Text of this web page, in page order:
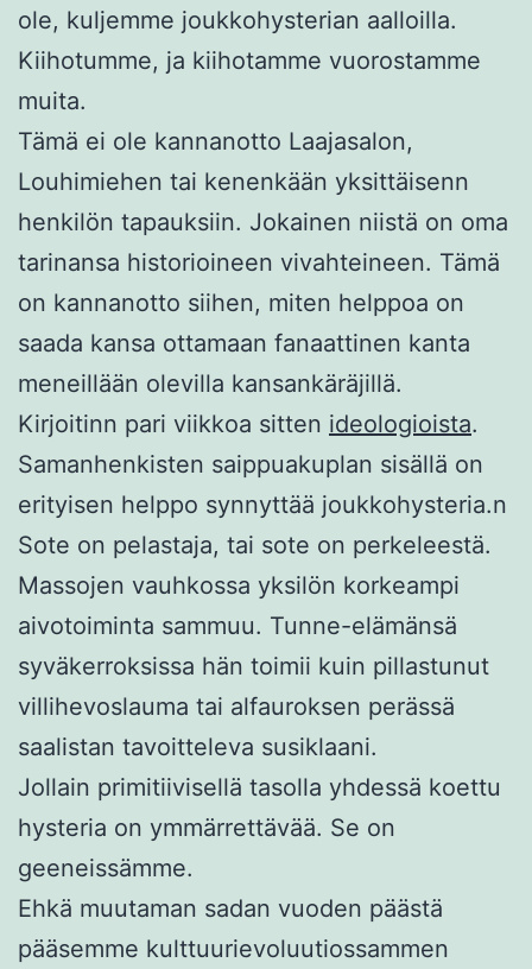
ole, kuljemme joukkohysterian aalloilla.
Kiihotumme, ja kiihotamme vuorostamme
muita.
Tämä ei ole kannanotto Laajasalon,
Louhimiehen tai kenenkään yksittäisenn
henkilön tapauksiin. Jokainen niistä on oma
tarinansa historioineen vivahteineen. Tämä
on kannanotto siihen, miten helppoa on
saada kansa ottamaan fanaattinen kanta
meneillään olevilla kansankäräjillä.
Kirjoitinn pari viikkoa sitten ideologioista.
Samanhenkisten saippuakuplan sisällä on
erityisen helppo synnyttää joukkohysteria.n
Sote on pelastaja, tai sote on perkeleestä.
Massojen vauhkossa yksilön korkeampi
aivotoiminta sammuu. Tunne-elämänsä
syväkerroksissa hän toimii kuin pillastunut
villihevoslauma tai alfauroksen perässä
saalistan tavoitteleva susiklaani.
Jollain primitiivisellä tasolla yhdessä koettu
hysteria on ymmärrettävää. Se on
geeneissämme.
Ehkä muutaman sadan vuoden päästä
pääsemme kulttuurievoluutiossammen